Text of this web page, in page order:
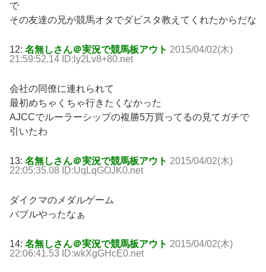
で
その友達の兄が競馬オタでダビスタ教えてくれたからだな
12: 名無しさん＠実況で競馬板アウト 2015/04/02(木)
21:59:52.14 ID:ly2Lv8+80.net
会社の同僚に連れられて
最初めちゃくちゃ行きたくなかった
AJCCでルーラーシップの複勝5万買ってるの見てガチで
引いたわ
13: 名無しさん＠実況で競馬板アウト 2015/04/02(木)
22:05:35.08 ID:UqLqGOJK0.net
ダイクマのメダルゲーム
バブルやったなぁ
14: 名無しさん＠実況で競馬板アウト 2015/04/02(木)
22:06:41.53 ID:wkXgGHcE0.net